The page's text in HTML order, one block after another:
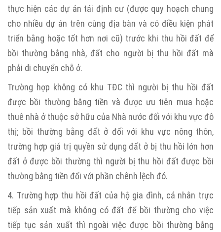
thực hiện các dự án tái định cư (được quy hoạch chung
cho nhiều dự án trên cùng địa bàn và có điều kiện phát
triển bằng hoặc tốt hơn nơi cũ) trước khi thu hồi đất để
bồi thường bằng nhà, đất cho người bị thu hồi đất mà
phải di chuyển chỗ ở.
Trường hợp không có khu TĐC thì người bị thu hồi đất
được bồi thường bằng tiền và được ưu tiên mua hoặc
thuê nhà ở thuộc sở hữu của Nhà nước đối với khu vực đô
thị; bồi thường bằng đất ở đối với khu vực nông thôn,
trường hợp giá trị quyền sử dụng đất ở bị thu hồi lớn hơn
đất ở được bồi thường thì người bị thu hồi đất được bồi
thường bằng tiền đối với phần chênh lệch đó.
4. Trường hợp thu hồi đất của hộ gia đình, cá nhân trực
tiếp sản xuất mà không có đất để bồi thường cho việc
tiếp tục sản xuất thì ngoài việc được bồi thường bằng